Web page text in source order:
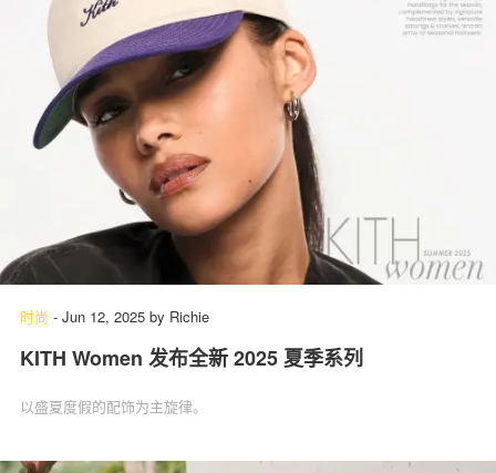
时尚 - Jun 12, 2025 by Richie
KITH Women 发布全新 2025 夏季系列
以盛夏度假的配饰为主旋律。